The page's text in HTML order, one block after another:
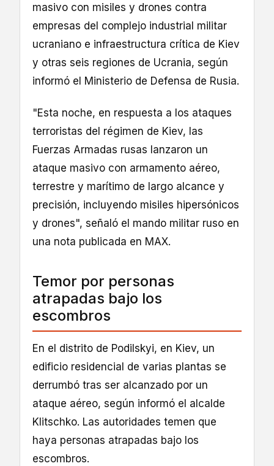
masivo con misiles y drones contra
empresas del complejo industrial militar
ucraniano e infraestructura crítica de Kiev
y otras seis regiones de Ucrania, según
informó el Ministerio de Defensa de Rusia.
"Esta noche, en respuesta a los ataques
terroristas del régimen de Kiev, las
Fuerzas Armadas rusas lanzaron un
ataque masivo con armamento aéreo,
terrestre y marítimo de largo alcance y
precisión, incluyendo misiles hipersónicos
y drones", señaló el mando militar ruso en
una nota publicada en MAX.
Temor por personas
atrapadas bajo los
escombros
En el distrito de Podilskyi, en Kiev, un
edificio residencial de varias plantas se
derrumbó tras ser alcanzado por un
ataque aéreo, según informó el alcalde
Klitschko. Las autoridades temen que
haya personas atrapadas bajo los
escombros.